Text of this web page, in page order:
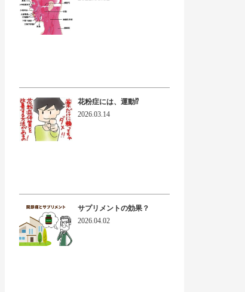
花粉症には、運動⁉
2026.03.14
サプリメントの効果？
2026.04.02